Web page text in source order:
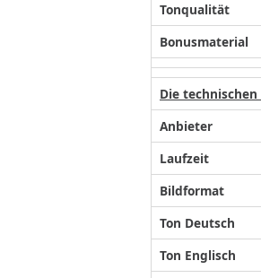
Tonqualität
Bonusmaterial
Die technischen
Anbieter
Laufzeit
Bildformat
Ton Deutsch
Ton Englisch